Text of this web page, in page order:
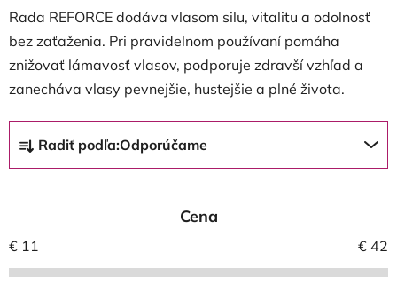
Rada REFORCE dodáva vlasom silu, vitalitu a odolnosť
bez zaťaženia. Pri pravidelnom používaní pomáha
znižovať lámavosť vlasov, podporuje zdravší vzhľad a
zanecháva vlasy pevnejšie, hustejšie a plné života.
a
d
i
e
Radiť podľa:Odporúčame
Cena
€ 11 € 42